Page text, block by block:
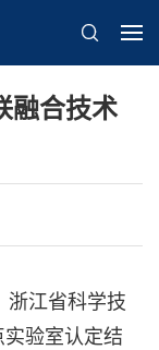
融合技术
浙江省科学技
验室认定结